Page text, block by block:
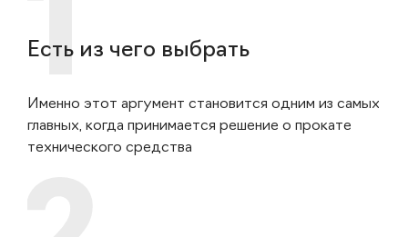
Есть из чего выбрать
Именно этот аргумент становится одним из самых
главных, когда принимается решение о прокате
технического средства